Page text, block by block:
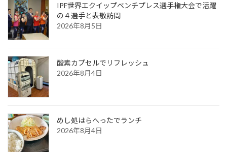
IPF世界エクイップベンチプレス選手権大会で活躍
の４選手と表敬訪問
2026年8月5日
酸素カプセルでリフレッシュ
2026年8月4日
めし処はらへったでランチ
2026年8月4日